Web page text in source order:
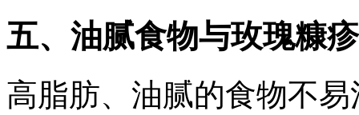
五、油腻食物与玫瑰糠疹
高脂肪、油腻的食物不